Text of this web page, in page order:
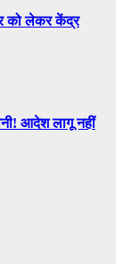
को लेकर केंद्र
आदेश लागू नहीं